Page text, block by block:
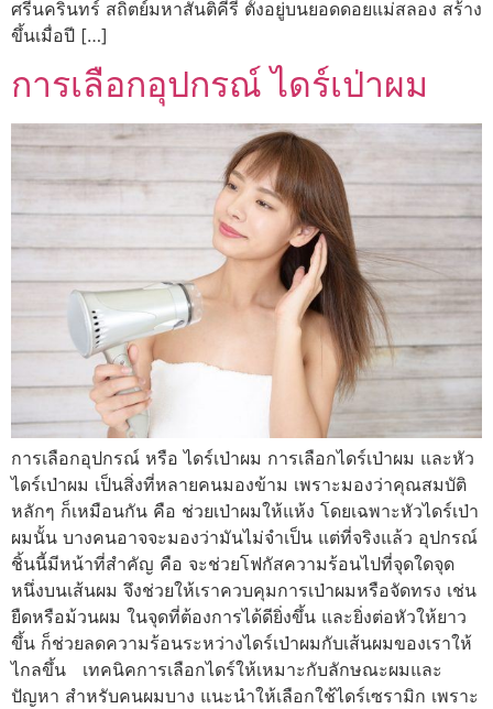
ศรีนครินทร์ สถิตย์มหาสันติคีรี ตั้งอยู่บนยอดดอยแม่สลอง สร้าง
ขึ้นเมื่อปี […]
การเลือกอุปกรณ์ ไดร์เป่าผม
การเลือกอุปกรณ์ หรือ ไดร์เป่าผม การเลือกไดร์เป่าผม และหัว
ไดร์เป่าผม เป็นสิ่งที่หลายคนมองข้าม เพราะมองว่าคุณสมบัติ
หลักๆ ก็เหมือนกัน คือ ช่วยเป่าผมให้แห้ง โดยเฉพาะหัวไดร์เป่า
ผมนั้น บางคนอาจจะมองว่ามันไม่จำเป็น แต่ที่จริงแล้ว อุปกรณ์
ชิ้นนี้มีหน้าที่สำคัญ คือ จะช่วยโฟกัสความร้อนไปที่จุดใดจุด
หนึ่งบนเส้นผม จึงช่วยให้เราควบคุมการเป่าผมหรือจัดทรง เช่น
ยืดหรือม้วนผม ในจุดที่ต้องการได้ดียิ่งขึ้น และยิ่งต่อหัวให้ยาว
ขึ้น ก็ช่วยลดความร้อนระหว่างไดร์เป่าผมกับเส้นผมของเราให้
ไกลขึ้น เทคนิคการเลือกไดร์ให้เหมาะกับลักษณะผมและ
ปัญหา สำหรับคนผมบาง แนะนำให้เลือกใช้ไดร์เซรามิก เพราะ